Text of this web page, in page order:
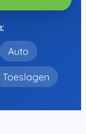
Auto
Toeslagen